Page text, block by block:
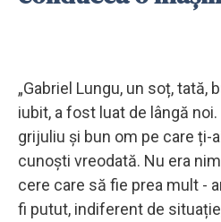
„Gabriel Lungu, un soț, tată,
iubit, a fost luat de lângă
grijuliu și bun om pe care ți-
cunoști vreodată. Nu era
cere care să fie prea mult -
fi putut, indiferent de